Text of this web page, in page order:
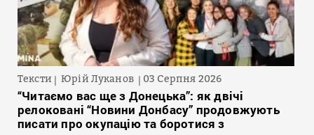
Тексти Юрій Луканов 03 Серпня 2026
“Читаємо вас ще з Донецька”: як двічі
релоковані “Новини Донбасу” продовжують
писати про окупацію та боротися з